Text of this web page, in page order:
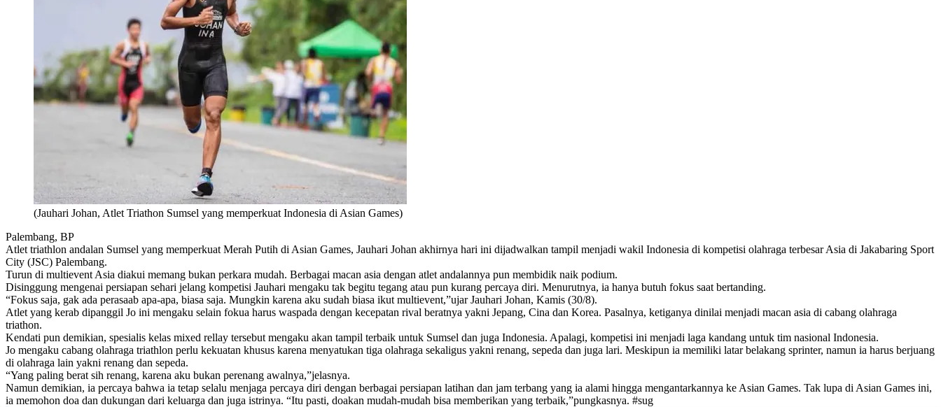
(Jauhari Johan, Atlet Triathon Sumsel yang memperkuat Indonesia di Asian Games)
Palembang, BP
Atlet triathlon andalan Sumsel yang memperkuat Merah Putih di Asian Games, Jauhari Johan akhirnya hari ini dijadwalkan tampil menjadi wakil Indonesia di kompetisi olahraga terbesar Asia di Jakabaring Sport
City (JSC) Palembang.
Turun di multievent Asia diakui memang bukan perkara mudah. Berbagai macan asia dengan atlet andalannya pun membidik naik podium.
Disinggung mengenai persiapan sehari jelang kompetisi Jauhari mengaku tak begitu tegang atau pun kurang percaya diri. Menurutnya, ia hanya butuh fokus saat bertanding.
“Fokus saja, gak ada perasaab apa-apa, biasa saja. Mungkin karena aku sudah biasa ikut multievent,”ujar Jauhari Johan, Kamis (30/8).
Atlet yang kerab dipanggil Jo ini mengaku selain fokua harus waspada dengan kecepatan rival beratnya yakni Jepang, Cina dan Korea. Pasalnya, ketiganya dinilai menjadi macan asia di cabang olahraga
triathon.
Kendati pun demikian, spesialis kelas mixed rellay tersebut mengaku akan tampil terbaik untuk Sumsel dan juga Indonesia. Apalagi, kompetisi ini menjadi laga kandang untuk tim nasional Indonesia.
Jo mengaku cabang olahraga triathlon perlu kekuatan khusus karena menyatukan tiga olahraga sekaligus yakni renang, sepeda dan juga lari. Meskipun ia memiliki latar belakang sprinter, namun ia harus berjuang
di olahraga lain yakni renang dan sepeda.
“Yang paling berat sih renang, karena aku bukan perenang awalnya,”jelasnya.
Namun demikian, ia percaya bahwa ia tetap selalu menjaga percaya diri dengan berbagai persiapan latihan dan jam terbang yang ia alami hingga mengantarkannya ke Asian Games. Tak lupa di Asian Games ini,
ia memohon doa dan dukungan dari keluarga dan juga istrinya. “Itu pasti, doakan mudah-mudah bisa memberikan yang terbaik,”pungkasnya. #sug